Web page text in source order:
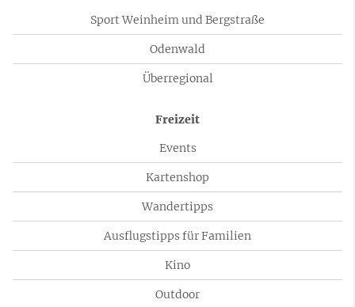
Sport Weinheim und Bergstraße
Odenwald
Überregional
Freizeit
Events
Kartenshop
Wandertipps
Ausflugstipps für Familien
Kino
Outdoor